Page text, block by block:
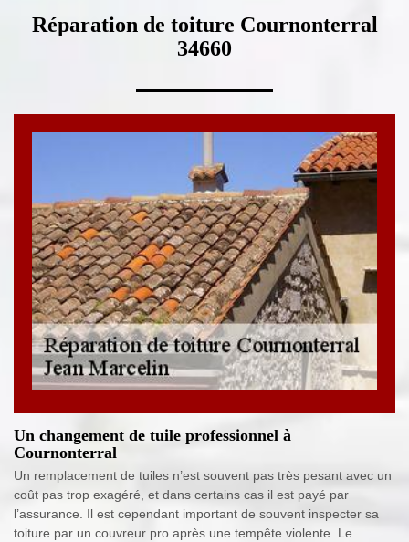
Réparation de toiture Cournonterral
34660
Un changement de tuile professionnel à
Cournonterral
Un remplacement de tuiles n’est souvent pas très pesant avec un
coût pas trop exagéré, et dans certains cas il est payé par
l’assurance. Il est cependant important de souvent inspecter sa
toiture par un couvreur pro après une tempête violente. Le